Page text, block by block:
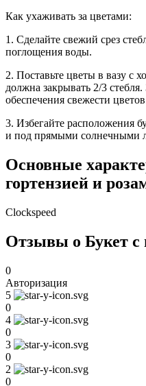
Как ухаживать за цветами:
1. Сделайте свежий срез
поглощения воды.
2. Поставьте цветы в вазу с
должна закрывать 2/3
обеспечения свежести
3. Избегайте расположения
и под прямыми солнечными
Основные
гортензией и
Clockspeed
Отзывы о Букет с
0
Авторизация
5
0
4
0
3
0
2
0